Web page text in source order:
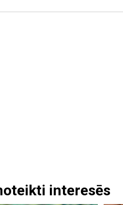
interesēs